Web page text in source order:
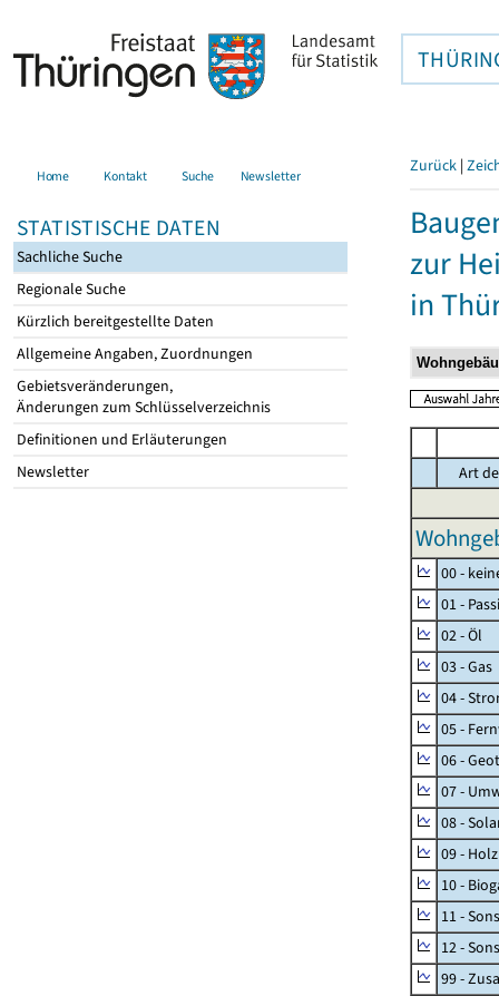
Home Kontakt Suche Newsletter
STATISTISCHE DATEN
Sachliche Suche
Regionale Suche
Kürzlich bereitgestellte Daten
Allgemeine Angaben, Zuordnungen
Gebietsveränderungen,
Änderungen zum Schlüsselverzeichnis
Definitionen und Erläuterungen
Newsletter
Zurück |
zur
in
Art
00 -
01 -
02 - Öl
03 - Gas
04 -
05 -
06 -
07 -
08 -
09 - Holz
10 -
11 -
12 -
99 -